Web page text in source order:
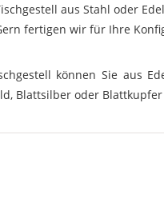
aus Stahl oder
fertigen wir für Ihre
können Sie aus
Blattsilber oder